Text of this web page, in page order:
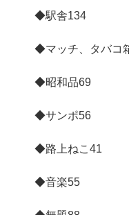
◆駅舎134
◆マッチ、タバコ
◆昭和品69
◆サンポ56
◆路上ねこ 41
◆音楽55